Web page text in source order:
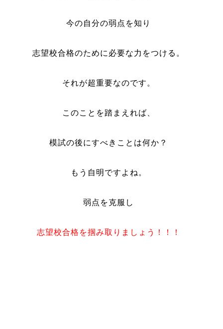
今の自分の弱点を知り
志望校合格のために必要な力をつける。
それが超重要なのです。
このことを踏まえれば、
模試の後にすべきことは何か？
もう自明ですよね。
弱点を克服し
志望校合格を掴み取りましょう！！！